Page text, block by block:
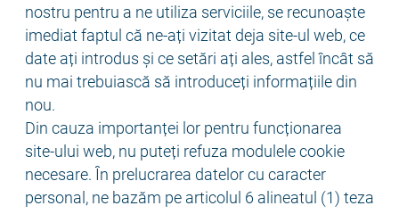
nostru pentru a ne utiliza serviciile, se recunoaște
imediat faptul că ne-ați vizitat deja site-ul web, ce
date ați introdus și ce setări ați ales, astfel încât să
nu mai trebuiască să introduceți informațiile din
nou.
Din cauza importanței lor pentru funcționarea
site-ului web, nu puteți refuza modulele cookie
necesare. În prelucrarea datelor cu caracter
personal, ne bazăm pe articolul 6 alineatul (1) teza